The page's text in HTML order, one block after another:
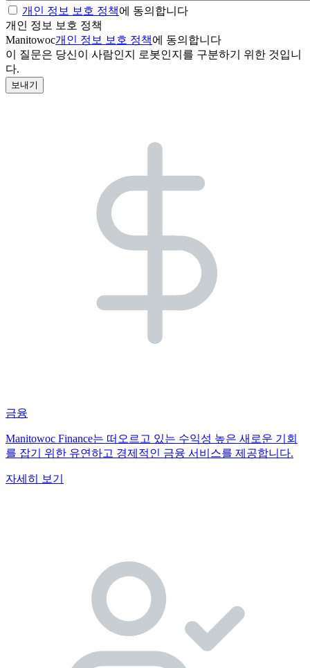
개인 정보 보호 정책에 동의합니다
개인 정보 보호 정책
Manitowoc개인 정보 보호 정책에 동의합니다
이 질문은 당신이 사람인지 로봇인지를 구분하기 위한 것입니
다.
금융
Manitowoc Finance는 떠오르고 있는 수익성 높은 새로운 기회
를 잡기 위한 유연하고 경제적인 금융 서비스를 제공합니다.
자세히 보기